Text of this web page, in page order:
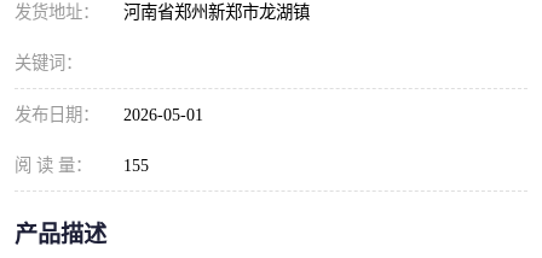
发货地址： 河南省郑州新郑市龙湖镇
关键词：
发布日期： 2026-05-01
阅 读 量： 155
产品描述